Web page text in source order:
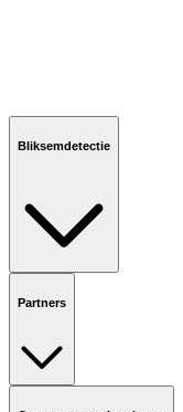
Bliksemdetectie
Partners